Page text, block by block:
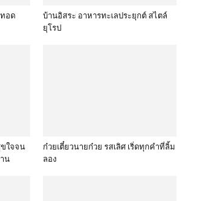
ทอด
บ้านอิสระ อาหารทะเลประยุกต์ สไตล์
ยุโรป
ใจจน
น
ก๋วยเตี๋ยวนายก๋วย รสเลิศ เริ่ดทุกคำที่ลิ้ม
ลอง